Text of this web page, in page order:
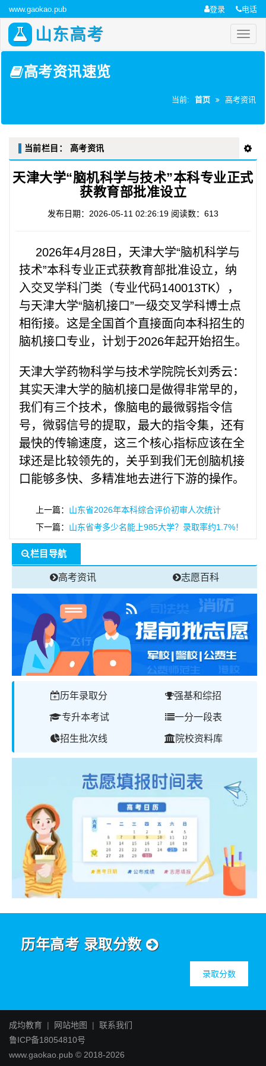
www.gaokao.pub 登录 电话
山东高考
高考资讯速览
当前: 首页 高考资讯
当前栏目： 高考资讯
天津大学“脑机科学与技术”本科专业正式
获教育部批准设立
发布日期：2026-05-11 02:26:19 阅读数：613
2026年4月28日，天津大学“脑机科学与
技术”本科专业正式获教育部批准设立，纳
入交叉学科门类（专业代码140013TK），
与天津大学“脑机接口”一级交叉学科博士点
相衔接。这是全国首个直接面向本科招生的
脑机接口专业，计划于2026年起开始招生。
天津大学药物科学与技术学院院长刘秀云：
其实天津大学的脑机接口是做得非常早的，
我们有三个技术，像脑电的最微弱指令信
号，微弱信号的提取，最大的指令集，还有
最快的传输速度，这三个核心指标应该在全
球还是比较领先的，关乎到我们无创脑机接
口能够多快、多精准地去进行下游的操作。
上一篇： 山东省2026年本科综合评价初审人次统计
下一篇： 山东省考多少名能上985大学？录取率约1.7%！
栏目导航
高考资讯 志愿百科
历年录取分 强基和综招
专升本考试 一分一段表
招生批次线 院校资料库
历年高考 录取分数
录取分数
成均教育 | 网站地图 | 联系我们
鲁ICP备18054810号
www.gaokao.pub © 2018-2026